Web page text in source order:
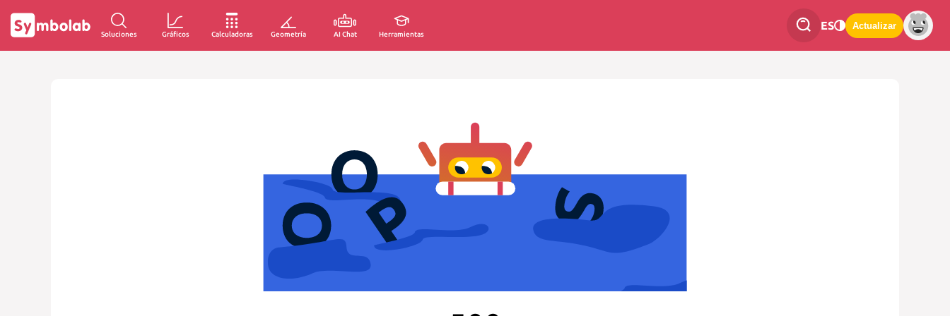
Soluciones Gráficos Calculadoras Geometría AI Chat Herramientas
ES Actualizar